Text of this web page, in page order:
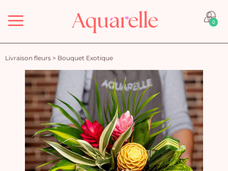
Menu 0
Livraison fleurs > Bouquet Exotique